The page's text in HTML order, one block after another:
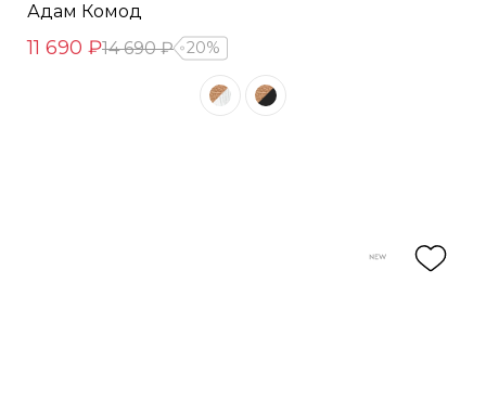
Адам Комод
11 690 ₽14 690 ₽ 20%